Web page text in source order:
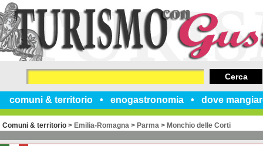
comuni & territorio enogastronomia dove
Cerca
Comuni & territorio > Emilia-Romagna > Parma > Monchio delle Corti